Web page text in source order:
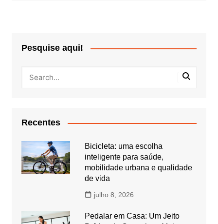
Pesquise aqui!
Recentes
Bicicleta: uma escolha
inteligente para saúde,
mobilidade urbana e qualidade
de vida
julho 8, 2026
Pedalar em Casa: Um Jeito